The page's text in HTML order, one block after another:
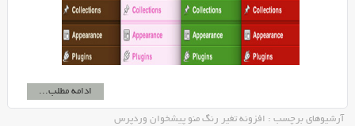
ادامه مطلب...
آرشیوهای برچسب : افزونه تغیر رنگ منو پیشخوان وردپرس